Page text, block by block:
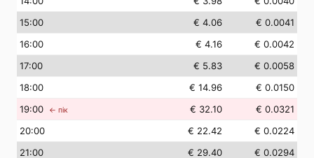
15:00 € 4.06
€ 0.0041
16:00 € 4.16
€ 0.0042
17:00 € 5.83
€ 0.0058
18:00 € 14.96
€ 0.0150
19:00 ← пік € 32.10
€ 0.0321
20:00 € 22.42
€ 0.0224
21:00 € 29.40
€ 0.0294